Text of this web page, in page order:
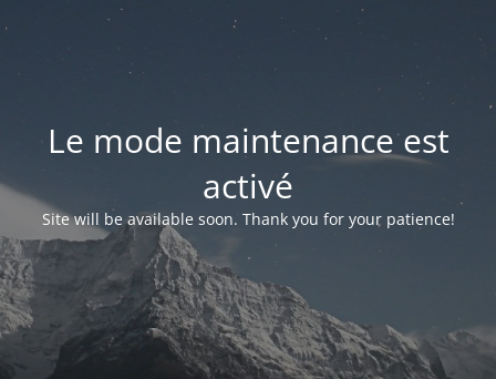
Le mode maintenance est
activé
Site will be available soon. Thank you for your patience!